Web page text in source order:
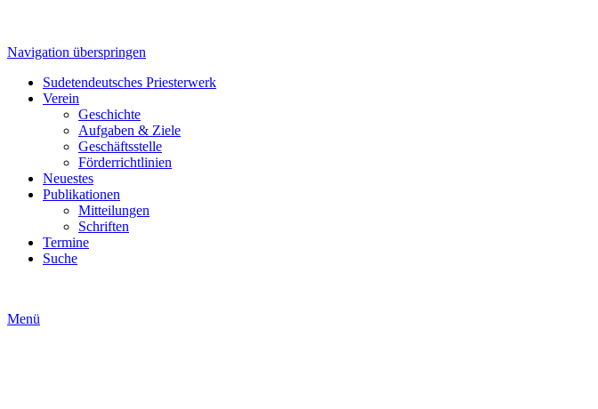
Navigation überspringen
Sudetendeutsches Priesterwerk
Verein
Geschichte
Aufgaben & Ziele
Geschäftsstelle
Förderrichtlinien
Neuestes
Publikationen
Mitteilungen
Schriften
Termine
Suche
Menü